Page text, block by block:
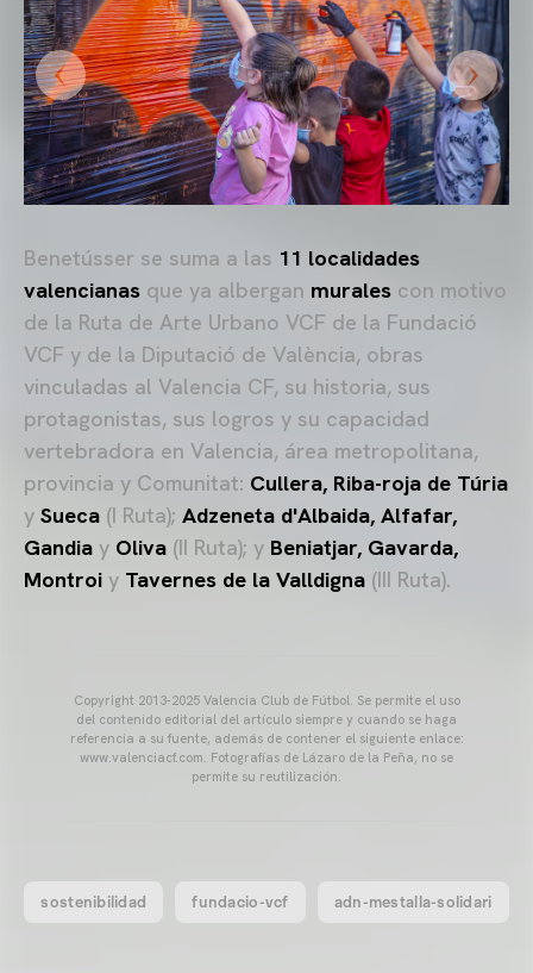
Benetússer se suma a las 11 localidades
valencianas que ya albergan murales con motivo
de la Ruta de Arte Urbano VCF de la Fundació
VCF y de la Diputació de València, obras
vinculadas al Valencia CF, su historia, sus
protagonistas, sus logros y su capacidad
vertebradora en Valencia, área metropolitana,
provincia y Comunitat: Cullera, Riba-roja de Túria
y Sueca (I Ruta); Adzeneta d'Albaida, Alfafar,
Gandia y Oliva (II Ruta); y Beniatjar, Gavarda,
Montroi y Tavernes de la Valldigna (III Ruta).
Copyright 2013-2025 Valencia Club de Fútbol. Se permite el uso
del contenido editorial del artículo siempre y cuando se haga
referencia a su fuente, además de contener el siguiente enlace:
www.valenciacf.com. Fotografías de Lázaro de la Peña, no se
permite su reutilización.
sostenibilidad fundacio-vcf adn-mestalla-solidari